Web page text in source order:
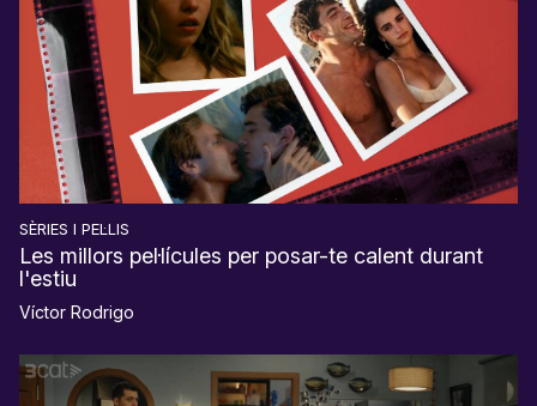
SÈRIES I PEL·LIS
Les millors pel·lícules per posar-te calent durant
l'estiu
Víctor Rodrigo